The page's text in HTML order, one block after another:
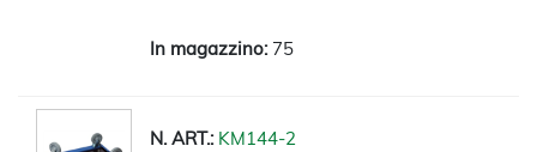
75
KM144-2